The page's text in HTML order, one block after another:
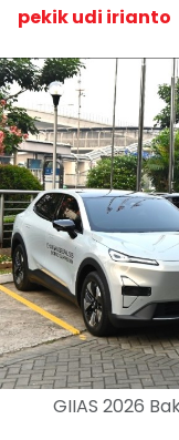
pekik udi irianto
GIIAS 2026